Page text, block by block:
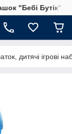
"Бебі Бутік"
дитячі ігрові